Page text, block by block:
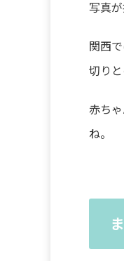
写真が
関西
切りと
赤ち
ね。